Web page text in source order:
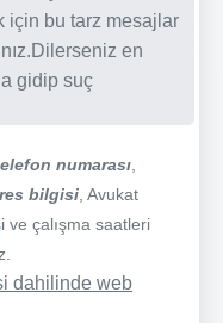
için bu tarz mesajlar
en
gidip suç
numarası
bilgisi , Avukat
ve çalışma saatleri
dahilinde web